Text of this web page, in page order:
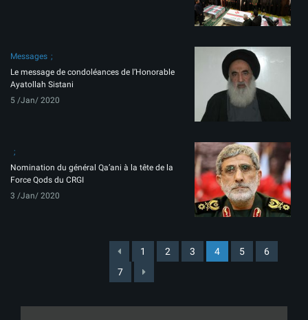
Messages
Le message de condoléances de l’Honorable
Ayatollah Sistani
5 /Jan/ 2020
Nomination du général Qa’ani à la tête de la
Force Qods du CRGI
3 /Jan/ 2020
1 2 3 4 5
6
7